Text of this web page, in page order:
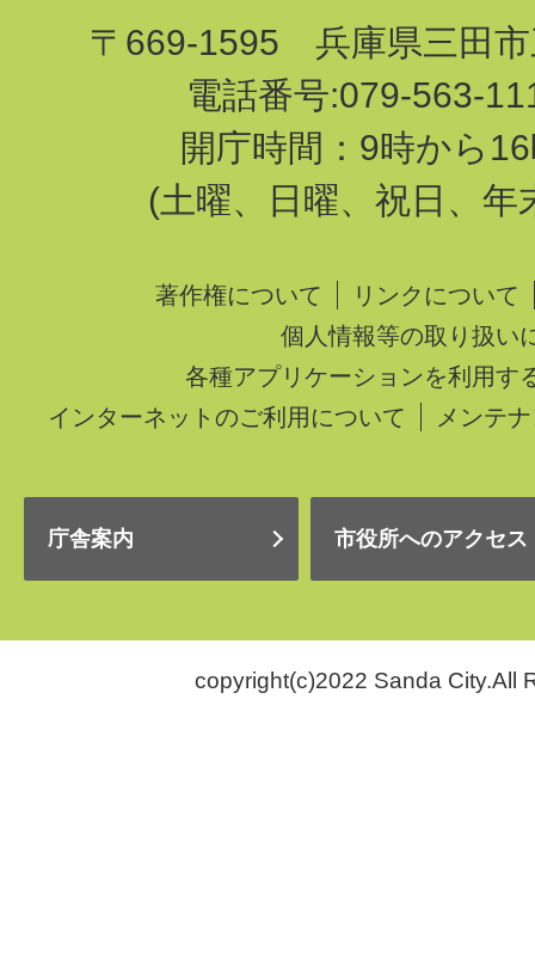
〒669-1595 兵庫県三田市
電話番号:079-563-
開庁時間：9時から
(土曜、日曜、祝日、年
著作権について
リンクについて
個人情報等の取り扱い
各種アプリケーションを利用す
インターネットのご利用について
メンテ
庁舎案内 市役所へのアクセス
copyright(c)2022 Sanda City.All